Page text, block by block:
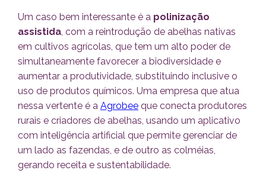
Um caso bem interessante é a polinização
assistida, com a reintrodução de abelhas nativas
em cultivos agrícolas, que tem um alto poder de
simultaneamente favorecer a biodiversidade e
aumentar a produtividade, substituindo inclusive o
uso de produtos químicos. Uma empresa que atua
nessa vertente é a Agrobee que conecta produtores
rurais e criadores de abelhas, usando um aplicativo
com inteligência artificial que permite gerenciar de
um lado as fazendas, e de outro as colméias,
gerando receita e sustentabilidade.